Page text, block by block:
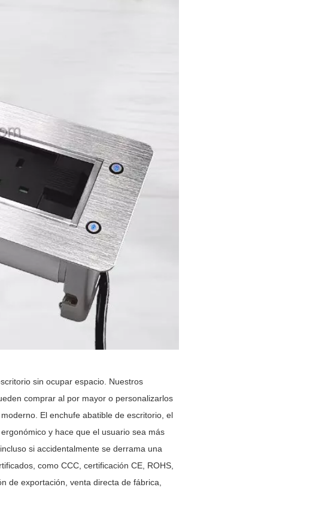
sin ocupar espacio. Nuestros
comprar al por mayor o personalizarlos
El enchufe abatible de escritorio, el
y hace que el usuario sea más
si accidentalmente se derrama una
como CCC, certificación CE, ROHS,
de exportación, venta directa de fábrica,